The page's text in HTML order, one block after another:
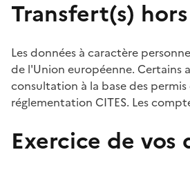
Transfert(s)
Les données à caractère
de l'Union européenne. Certains
consultation à la base des
réglementation CITES. Les
Exercice de vos